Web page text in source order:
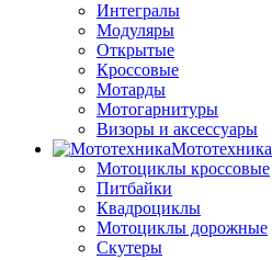
Интегралы
Модуляры
Открытые
Кроссовые
Мотарды
Мотогарнитуры
Визоры и аксессуары
Мототехника
Мотоциклы кроссовые
Питбайки
Квадроциклы
Мотоциклы дорожные
Скутеры